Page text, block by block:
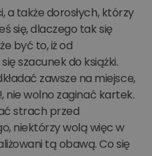
a także dorosłych, którzy
się, dlaczego tak się
być to, iż od
szacunek do książki.
zawsze na miejsce,
nie wolno zaginać kartek.
strach przed
niektórzy wolą więc w
tą obawą. Co się